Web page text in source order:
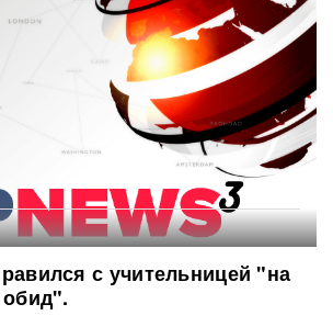
с учительницей "на